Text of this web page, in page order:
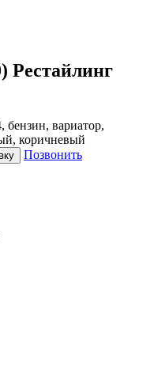
Рестайлинг
вариатор,
коричневый
Позвонить